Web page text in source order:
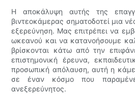
Η αποκάλυψη αυτής της
βιντεοκάμερας σηματοδοτεί μια
εξερεύνηση. Μας επιτρέπει να
ωκεανού και να κατανοήσουμε
βρίσκονται κάτω από την
επιστημονική έρευνα,
προσωπική απόλαυση, αυτή η
σε έναν κόσμο που
ανεξερεύνητος.